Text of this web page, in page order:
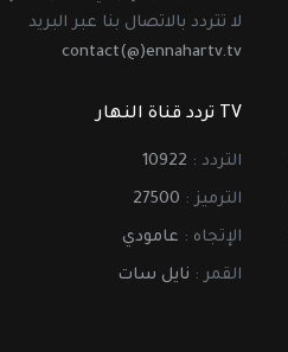
لا تتردد بالاتصال بنا عبر البريد
contact(@)ennahartv.tv
TV تردد قناة النهار
التردد : 10922
الترميز : 27500
الإتجاه : عامودي
القمر : نايل سات